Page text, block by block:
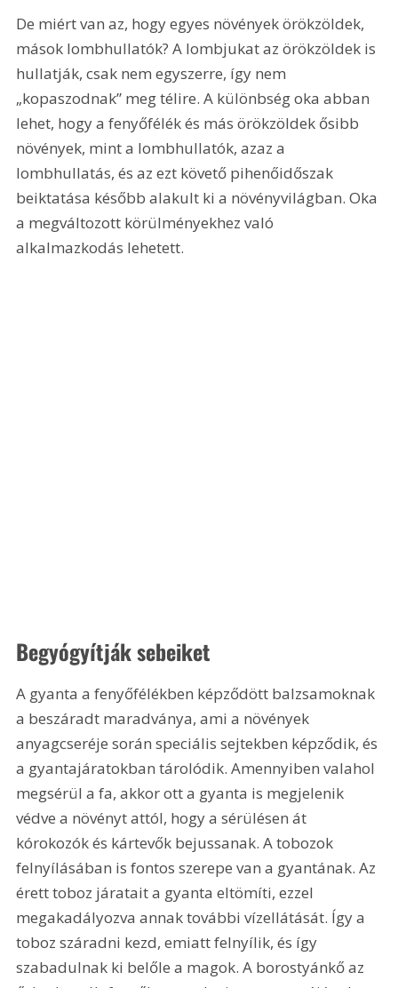
De miért van az, hogy egyes növények örökzöldek,
mások lombhullatók? A lombjukat az örökzöldek is
hullatják, csak nem egyszerre, így nem
„kopaszodnak” meg télire. A különbség oka abban
lehet, hogy a fenyőfélék és más örökzöldek ősibb
növények, mint a lombhullatók, azaz a
lombhullatás, és az ezt követő pihenőidőszak
beiktatása később alakult ki a növényvilágban. Oka
a megváltozott körülményekhez való
alkalmazkodás lehetett.
Begyógyítják sebeiket
A gyanta a fenyőfélékben képződött balzsamoknak
a beszáradt maradványa, ami a növények
anyagcseréje során speciális sejtekben képződik, és
a gyantajáratokban tárolódik. Amennyiben valahol
megsérül a fa, akkor ott a gyanta is megjelenik
védve a növényt attól, hogy a sérülésen át
kórokozók és kártevők bejussanak. A tobozok
felnyílásában is fontos szerepe van a gyantának. Az
érett toboz járatait a gyanta eltömíti, ezzel
megakadályozva annak további vízellátását. Így a
toboz száradni kezd, emiatt felnyílik, és így
szabadulnak ki belőle a magok. A borostyánkő az